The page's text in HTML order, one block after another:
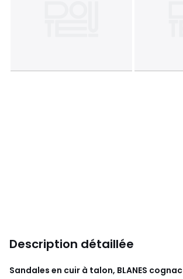
Description détaillée
Sandales en cuir à talon, BLANES cognac